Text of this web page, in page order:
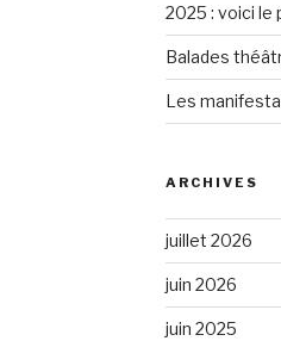
2025 : voici le
Balades
Les
ARCHIVES
juillet 2026
juin 2026
juin 2025